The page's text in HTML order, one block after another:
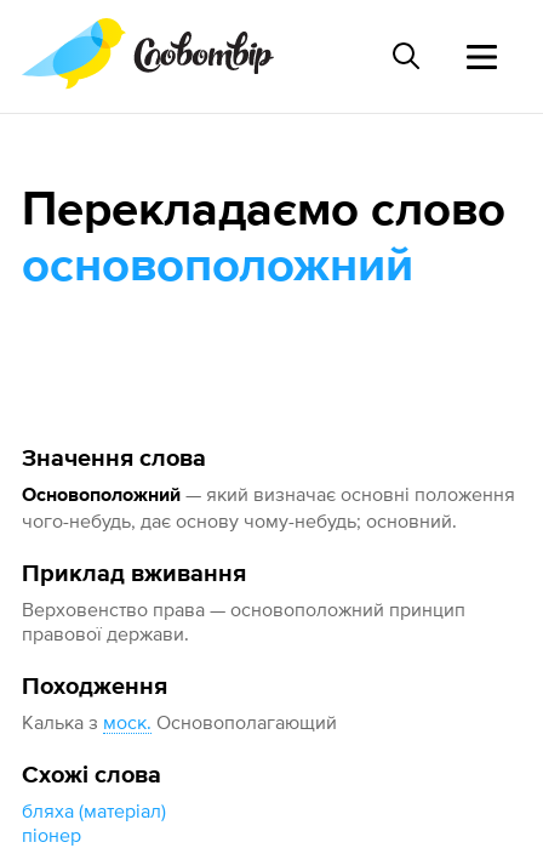
Значення слова
Основоположний— який визначає основні положення
чого-небудь, дає основу чому-небудь; основний.
Приклад вживання
Верховенство права — основоположний принцип
правової держави.
Походження
Калька з моск. Основополагающий
Схожі слова
бляха (матеріал)
піонер
Перекладаємо слово
основоположний